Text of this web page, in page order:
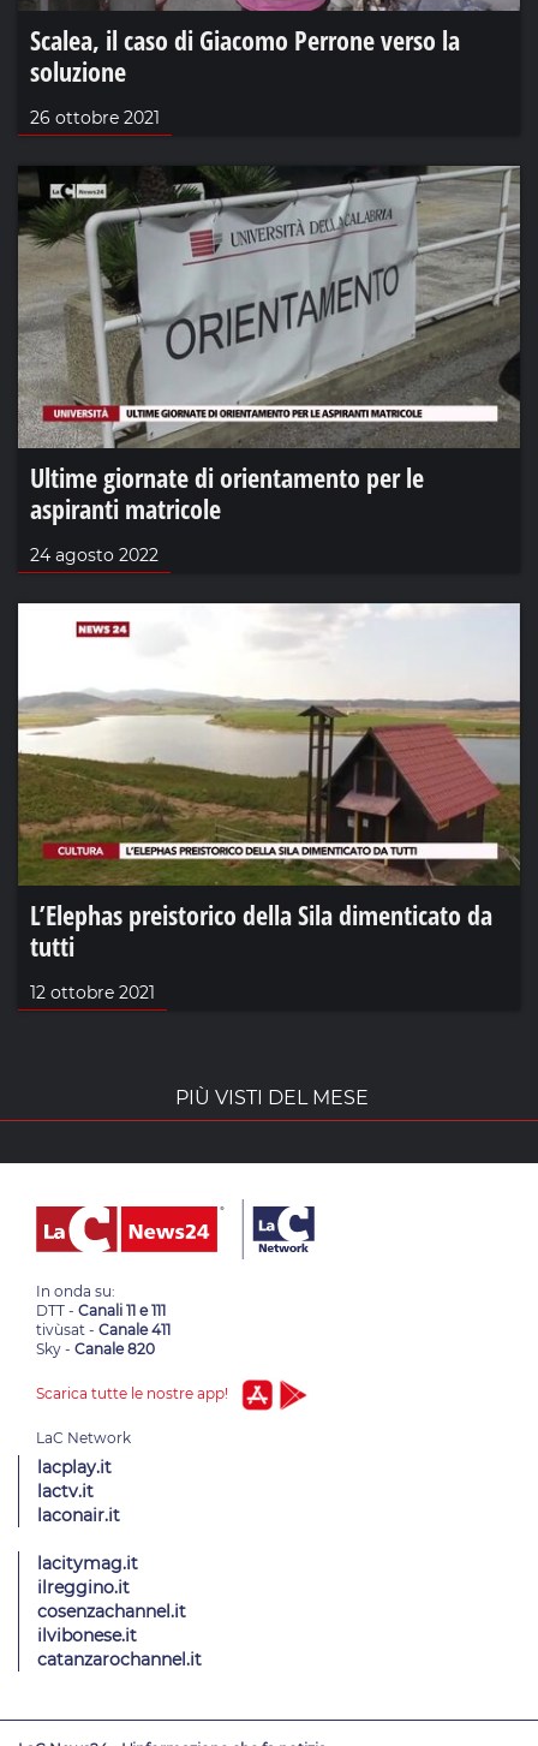
Scalea, il caso di Giacomo Perrone verso la
soluzione
26 ottobre 2021
Ultime giornate di orientamento per le
aspiranti matricole
24 agosto 2022
L’Elephas preistorico della Sila dimenticato da
tutti
12 ottobre 2021
PIÙ VISTI DEL MESE
In onda su:
DTT - Canali 11 e 111
tivùsat - Canale 411
Sky - Canale 820
Scarica tutte le nostre app!
lacplay.it
lactv.it
laconair.it
lacitymag.it
ilreggino.it
cosenzachannel.it
ilvibonese.it
catanzarochannel.it